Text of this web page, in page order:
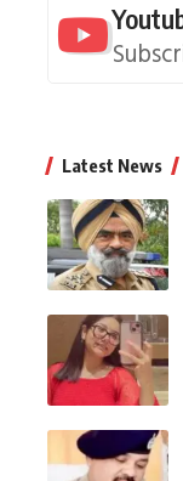
Latest News